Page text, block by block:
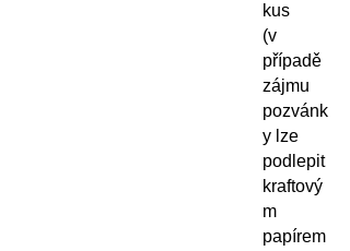
kus
(v
případě
zájmu
pozvánk
y lze
podlepit
kraftový
m
papírem